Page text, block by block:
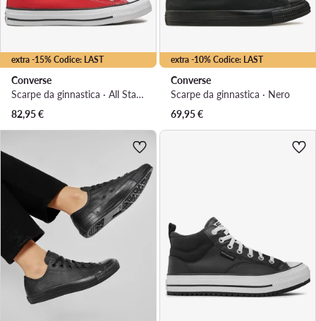
extra -15% Codice: LAST
Converse
Scarpe da ginnastica · All Star · Rosso
82,95€
extra -10% Codice: LAST
Converse
Scarpe da ginnastica · Nero
69,95€